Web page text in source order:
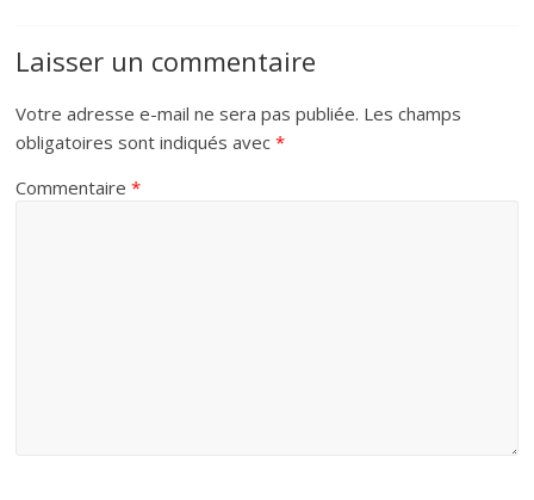
Laisser un commentaire
Votre adresse e-mail ne sera pas publiée. Les champs
obligatoires sont indiqués avec*
Commentaire*